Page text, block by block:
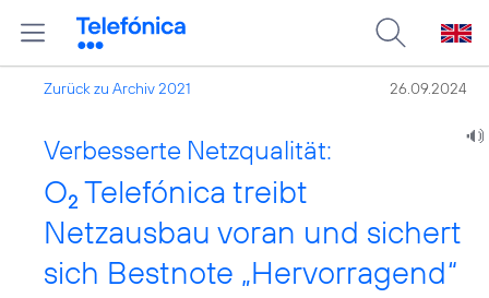
Zurück zu Archiv 2021 26.09.2024
Verbesserte Netzqualität:
O2 Telefónica treibt
Netzausbau voran und sichert
sich Bestnote „Hervorragend“